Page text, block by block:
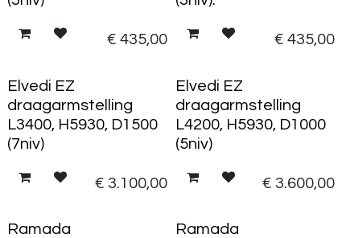
€ 435,00 €435,00
Elvedi EZ
draagarmstelling
L3400, H5930, D1500
(7niv)
€ 3.100,00
Elvedi EZ
draagarmstelling
L4200, H5930, D1000
(5niv)
€3.600,00
Ramada
Ramada